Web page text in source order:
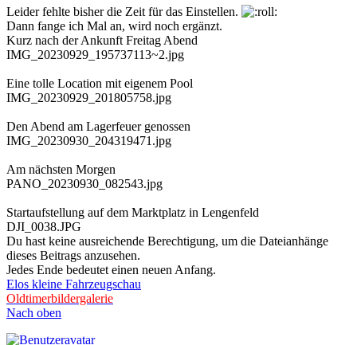
Leider fehlte bisher die Zeit für das Einstellen.
Dann fange ich Mal an, wird noch ergänzt.
Kurz nach der Ankunft Freitag Abend
IMG_20230929_195737113~2.jpg
Eine tolle Location mit eigenem Pool
IMG_20230929_201805758.jpg
Den Abend am Lagerfeuer genossen
IMG_20230930_204319471.jpg
Am nächsten Morgen
PANO_20230930_082543.jpg
Startaufstellung auf dem Marktplatz in Lengenfeld
DJI_0038.JPG
Du hast keine ausreichende Berechtigung, um die Dateianhänge
dieses Beitrags anzusehen.
Jedes Ende bedeutet einen neuen Anfang.
Elos kleine Fahrzeugschau
Oldtimerbildergalerie
Nach oben